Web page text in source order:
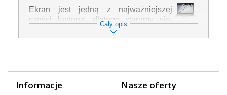
Ekran jest jedną z najważniejszej
części laptopa, dlatego staramy się,
żeby był jak najwyższej jakości. Służy
on do wyświetlania tekstu lub obrazu w
z nim z jak największą ostrożnością. Do
zaliczyć uszkodzenia mechaniczne np.
Cały opis
Informacje Nasze oferty